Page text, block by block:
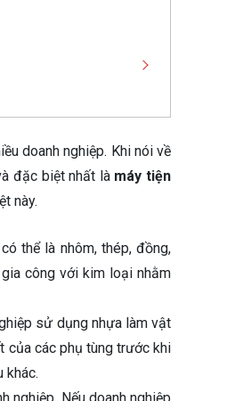
doanh nghiệp. Khi nói về
đặc biệt nhất là máy tiện
này.
thể là nhôm, thép, đồng,
công với kim loại nhằm
sử dụng nhựa làm vật
của các phụ tùng trước khi
khác.